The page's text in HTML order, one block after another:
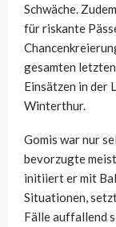
Schwäche.
für riskante
gesamten
Einsätzen in der
Winterthur.
Gomis war nur
bevorzugte
initiiert er mit
Situationen,
Fälle auffallend